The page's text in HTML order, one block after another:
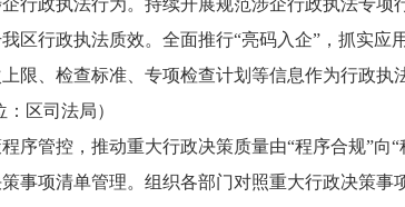
政执法行为。持续开展规范涉企行政执法专项
区行政执法质效。全面推行“亮码入企”，抓实
限、检查标准、专项检查计划等信息作为行政
区司法局）
管控，推动重大行政决策质量由“程序合规”向“
项清单管理。组织各部门对照重大行政决策事